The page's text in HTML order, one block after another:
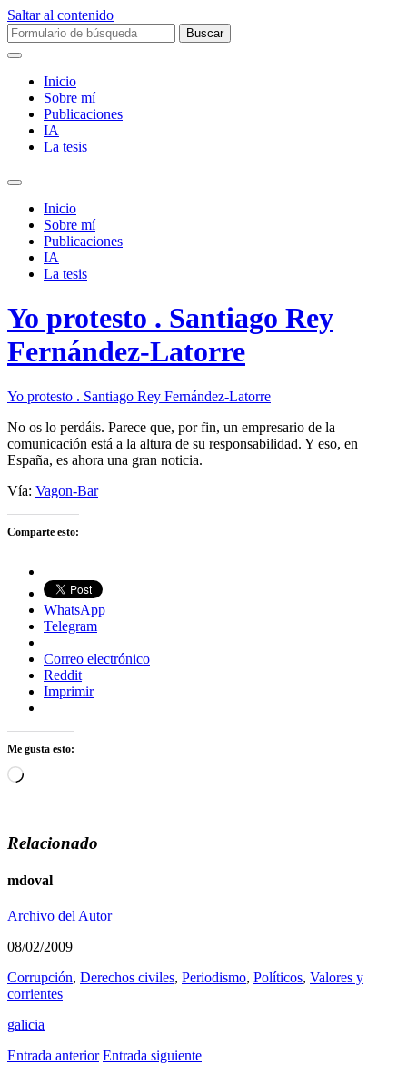
Saltar al contenido
Buscar:
Inicio
Sobre mí­
Publicaciones
IA
La tesis
Alternar
campo
búsqueda
Inicio
Sobre mí­
Publicaciones
IA
La tesis
Yo protesto . Santiago Rey
Fernández-Latorre
Yo protesto . Santiago Rey Fernández-Latorre
No os lo perdáis. Parece que, por fin, un empresario de la
comunicación está a la altura de su responsabilidad. Y eso, en
España, es ahora una gran noticia.
Vía: Vagon-Bar
Comparte esto:
WhatsApp
Telegram
Correo electrónico
Reddit
Imprimir
Me gusta esto:
Cargando...
Relacionado
mdoval
Archivo del Autor
08/02/2009
Corrupción, Derechos civiles, Periodismo, Polí­ticos, Valores y
corrientes
galicia
Entrada anterior Entrada siguiente